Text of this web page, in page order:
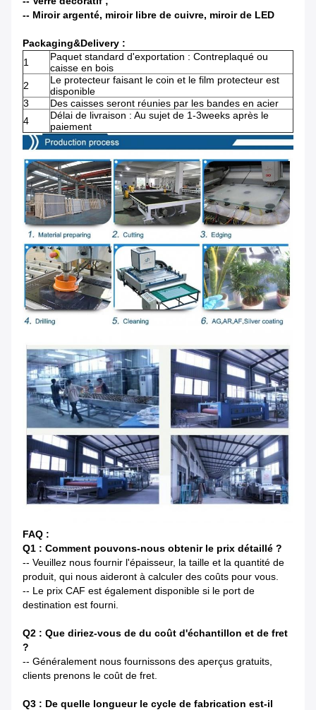
-- Miroir argenté, miroir libre de cuivre, miroir de LED
Packaging&Delivery :
1
Paquet standard d'exportation : Contreplaqué ou
caisse en bois
2
Le protecteur faisant le coin et le film protecteur est
disponible
3
Des caisses seront réunies par les bandes en acier
4
Délai de livraison : Au sujet de 1-3weeks après le
paiement
FAQ :
Q1 : Comment pouvons-nous obtenir le prix détaillé ?
-- Veuillez nous fournir l'épaisseur, la taille et la quantité de
produit, qui nous aideront à calculer des coûts pour vous.
-- Le prix CAF est également disponible si le port de
destination est fourni.
Q2 : Que diriez-vous de du coût d'échantillon et de fret
?
-- Généralement nous fournissons des aperçus gratuits,
clients prenons le coût de fret.
Q3 : De quelle longueur le cycle de fabrication est-il